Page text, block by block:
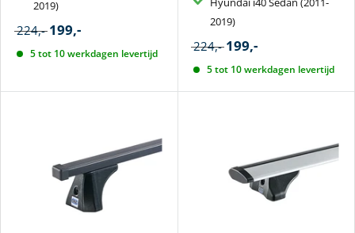
2019)
224,- 199,-
5 tot 10 werkdagen levertijd
2019)
224,- 199,-
5 tot 10 werkdagen levertijd